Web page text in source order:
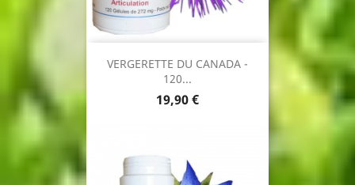
VERGERETTE DU CANADA -
120...
Prix
19,90 €